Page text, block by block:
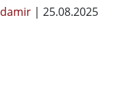
damir | 25.08.2025